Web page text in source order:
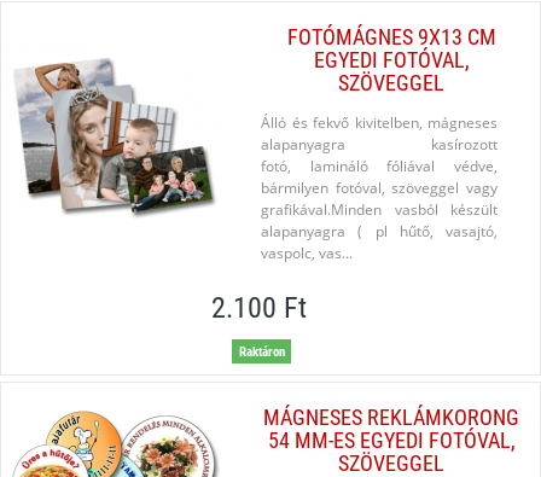
FOTÓMÁGNES 9X13 CM
EGYEDI FOTÓVAL,
SZÖVEGGEL
Álló és fekvő kivitelben, mágneses
alapanyagra kasírozott
fotó, lamináló fóliával védve,
bármilyen fotóval, szöveggel vagy
grafikával.Minden vasból készült
alapanyagra ( pl hűtő, vasajtó,
vaspolc, vas...
2.100 Ft
Raktáron
MÁGNESES REKLÁMKORONG
54 MM-ES EGYEDI FOTÓVAL,
SZÖVEGGEL